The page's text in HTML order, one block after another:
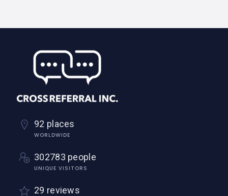
92 places
WORLDWIDE
302783 people
UNIQUE VISITORS
29 reviews